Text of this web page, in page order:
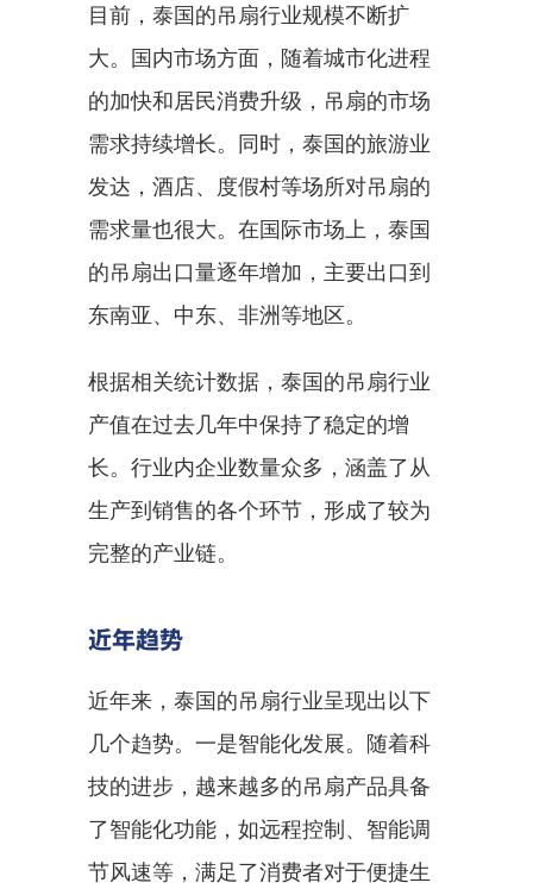
目前，泰国的吊扇行业规模不断扩
大。国内市场方面，随着城市化进程
的加快和居民消费升级，吊扇的市场
需求持续增长。同时，泰国的旅游业
发达，酒店、度假村等场所对吊扇的
需求量也很大。在国际市场上，泰国
的吊扇出口量逐年增加，主要出口到
东南亚、中东、非洲等地区。
根据相关统计数据，泰国的吊扇行业
产值在过去几年中保持了稳定的增
长。行业内企业数量众多，涵盖了从
生产到销售的各个环节，形成了较为
完整的产业链。
近年趋势
近年来，泰国的吊扇行业呈现出以下
几个趋势。一是智能化发展。随着科
技的进步，越来越多的吊扇产品具备
了智能化功能，如远程控制、智能调
节风速等，满足了消费者对于便捷生